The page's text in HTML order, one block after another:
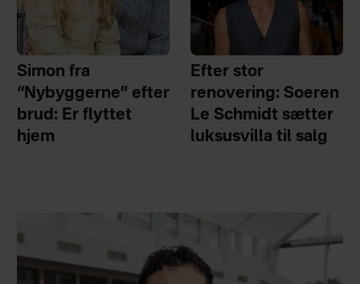
Simon fra
“Nybyggerne” efter
brud: Er flyttet
hjem
Efter stor
renovering: Soeren
Le Schmidt sætter
luksusvilla til salg